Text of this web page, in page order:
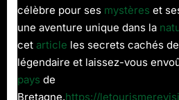
célèbre pour ses mystères et
une aventure unique dans la
cet article les secrets cachés
légendaire et laissez-vous
pays de
Bretagne.https://